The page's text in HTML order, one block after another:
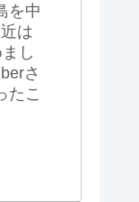
を中
は
し
さ
たこ